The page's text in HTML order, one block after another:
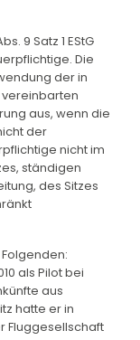
9 Satz 1 EStG
Die
der in
aus, wenn die
der
nicht im
ständigen
des Sitzes
als Pilot bei
aus
hatte er in
Fluggesellschaft